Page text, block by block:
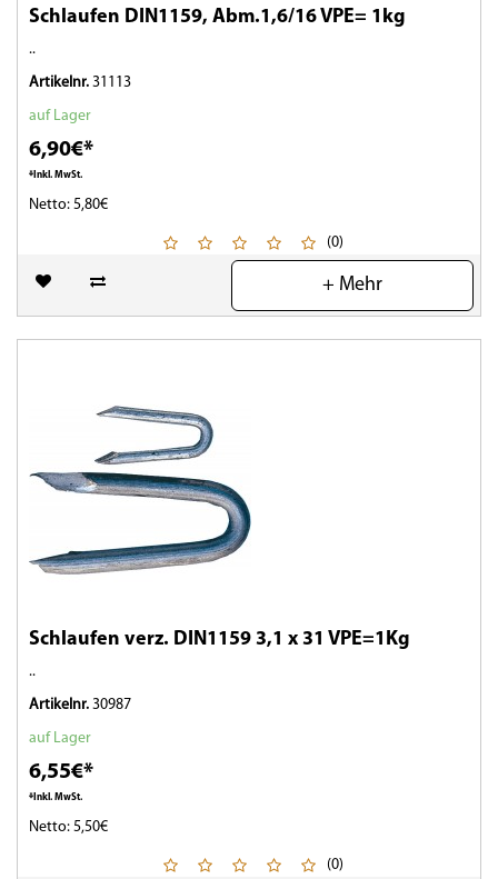
Schlaufen DIN1159, Abm.1,6/16 VPE= 1kg
..
Artikelnr. 31113
auf Lager
6,90€*
*Inkl. MwSt.
Netto: 5,80€
(0)
+ Mehr
Schlaufen verz. DIN1159 3,1 x 31 VPE=1Kg
..
Artikelnr. 30987
auf Lager
6,55€*
*Inkl. MwSt.
Netto: 5,50€
(0)